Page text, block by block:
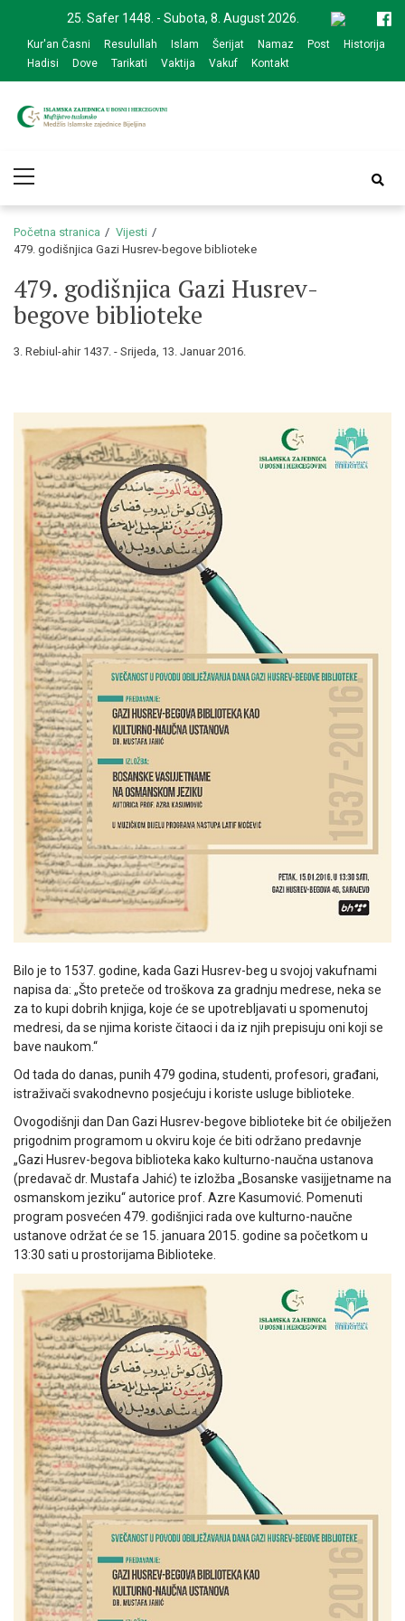
navigation
content
25. Safer 1448. - Subota, 8. August 2026.
Kur'an Časni Resulullah Islam Šerijat Namaz Post
Historija
Hadisi
Dove Tarikati Vaktija Vakuf Kontakt
zajednice Bijeljina
Menu
Početna stranica
Vijesti
479. godišnjica Gazi Husrev-begove biblioteke
479. godišnjica Gazi Husrev-
begove biblioteke
3. Rebiul-ahir 1437. - Srijeda, 13. Januar 2016.
Bilo je to 1537. godine, kada Gazi Husrev-beg u svojoj vakufnami
napisa da: „Što preteče od troškova za gradnju medrese, neka se
za to kupi dobrih knjiga, koje će se upotrebljavati u spomenutoj
medresi, da se njima koriste čitaoci i da iz njih prepisuju oni koji se
bave naukom.“
Od tada do danas, punih 479 godina, studenti, profesori, građani,
istraživači svakodnevno posjećuju i koriste usluge biblioteke.
Ovogodišnji dan Dan Gazi Husrev-begove biblioteke bit će obilježen
prigodnim programom u okviru koje će biti održano predavnje
„Gazi Husrev-begova biblioteka kako kulturno-naučna ustanova
(predavač dr. Mustafa Jahić) te izložba „Bosanske vasijjetname na
osmanskom jeziku“ autorice prof. Azre Kasumović. Pomenuti
program posvećen 479. godišnjici rada ove kulturno-naučne
ustanove održat će se 15. januara 2015. godine sa početkom u
13:30 sati u prostorijama Biblioteke.